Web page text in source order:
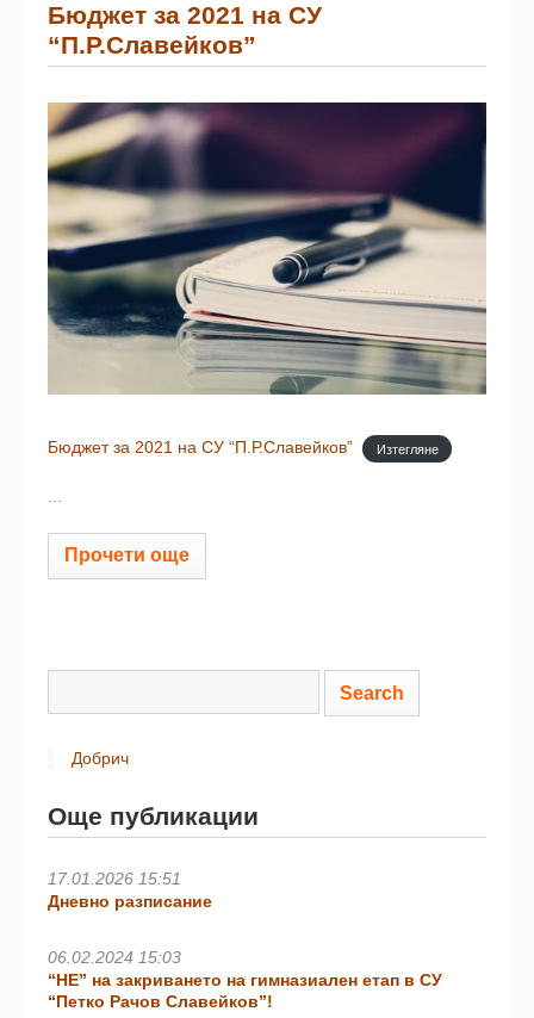
Бюджет за 2021 на СУ
“П.Р.Славейков”
Бюджет за 2021 на СУ “П.Р.Славейков” Изтегляне
Прочети още
Добрич
Още публикации
17.01.2026 15:51
Дневно разписание
06.02.2024 15:03
“НЕ” на закриването на гимназиален етап в СУ
“Петко Рачов Славейков”!